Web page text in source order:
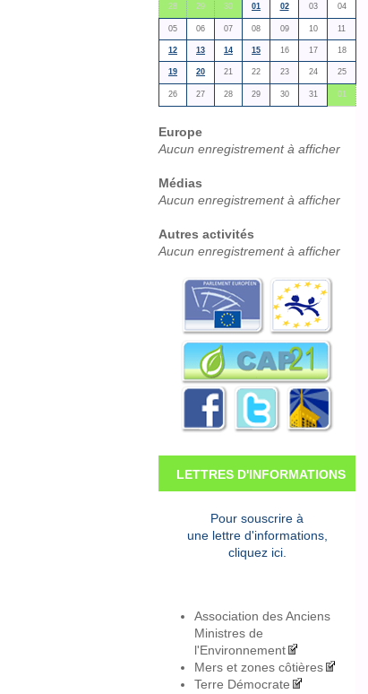
28 29 30 01 02 03 04
05 06 07 08 09 10 11
12 13 14 15 16 17 18
19 20 21 22 23 24 25
26 27 28 29 30 31 01
Europe
Aucun enregistrement à afficher
Médias
Aucun enregistrement à afficher
Autres activités
Aucun enregistrement à afficher
LETTRES D'INFORMATIONS
Pour souscrire à
une lettre d'informations,
cliquez ici.
Association des Anciens
Ministres de
l'Environnement
Mers et zones côtières
Terre Démocrate